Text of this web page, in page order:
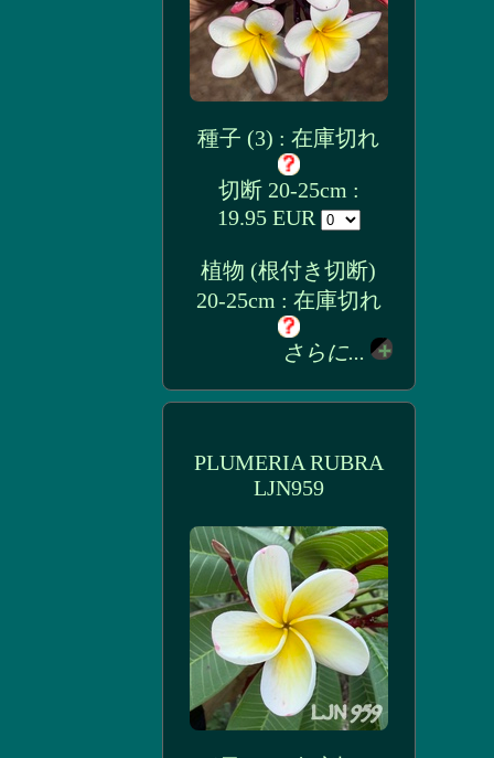
種子 (3) : 在庫切れ
切断 20-25cm :
19.95 EUR
植物 (根付き切断)
20-25cm : 在庫切れ
さらに...
PLUMERIA RUBRA
LJN959